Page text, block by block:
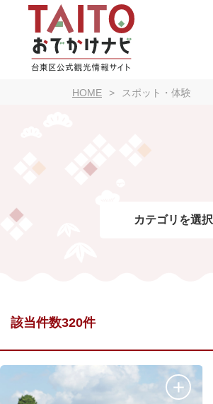
HOME スポット・体験
カテゴリを選択
該当件数320件